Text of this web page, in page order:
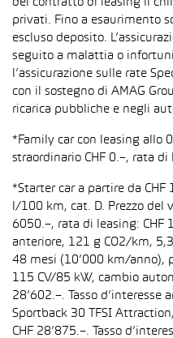
del contratto di leasing il
privati. Fino a esaurimento
escluso deposito.
seguito a malattia o
l’assicurazione sulle rate
con il sostegno di AMAG
ricarica pubbliche e negli
*Family car con leasing allo
straordinario CHF 0.–, rata
*Starter car a partire da CHF
l/100 km, cat. D. Prezzo del
6050.–, rata di leasing: CHF
anteriore, 121 g CO2/km,
48 mesi (10’000 km/anno),
115 CV/85 kW, cambio
28’602.–. Tasso
Sportback 30 TFSI
CHF 28’875.–. Tasso